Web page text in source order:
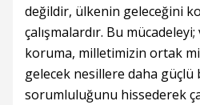
değildir, ülkenin geleceğini
çalışmalardır. Bu
koruma, milletimizin ortak
gelecek nesillere daha güçlü
sorumluluğunu hissederek